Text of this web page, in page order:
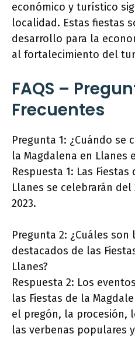
económico y turístico
localidad. Estas fiestas
desarrollo para la
al fortalecimiento del
FAQS –
Frecuentes
Pregunta 1: ¿Cuándo se
la Magdalena en Llanes
Respuesta 1: Las
Llanes se celebrarán del
2023.
Pregunta 2: ¿Cuáles
destacados de las
Llanes?
Respuesta 2: Los
las Fiestas de la
el pregón, la procesión,
las verbenas populares